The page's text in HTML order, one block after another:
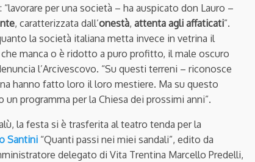
per una società – ha auspicato don Lauro –
, caratterizzata dall’onestà, attenta agli affaticati”.
la società italiana metta invece in vetrina il
manca o è ridotto a puro profitto, il male oscuro
l’Arcivescovo. “Su questi terreni – riconosce
hanno fatto loro il loro mestiere. Ma su questo
programma per la Chiesa dei prossimi anni”.
la festa si è trasferita al teatro tenda per la
Santini “Quanti passi nei miei sandali”, edito da
delegato di Vita Trentina Marcello Predelli,